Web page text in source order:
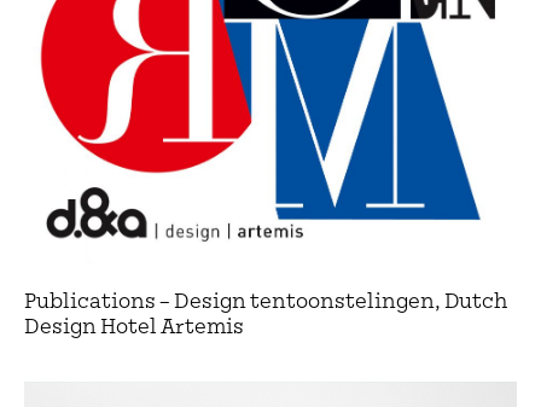
Publications – Design tentoonstelingen, Dutch
Design Hotel Artemis